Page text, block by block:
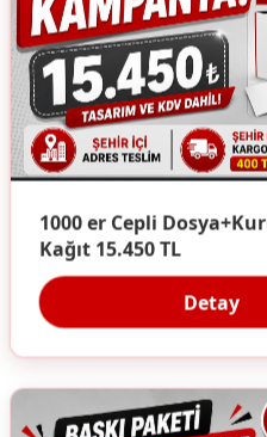
1000 er Cepli
Kağıt 15.450 TL
Detay